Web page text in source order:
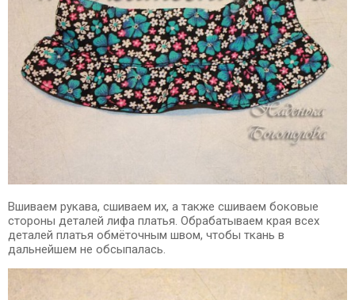
Вшиваем рукава, сшиваем их, а также сшиваем боковые
стороны деталей лифа платья. Обрабатываем края всех
деталей платья обмёточным швом, чтобы ткань в
дальнейшем не обсыпалась.